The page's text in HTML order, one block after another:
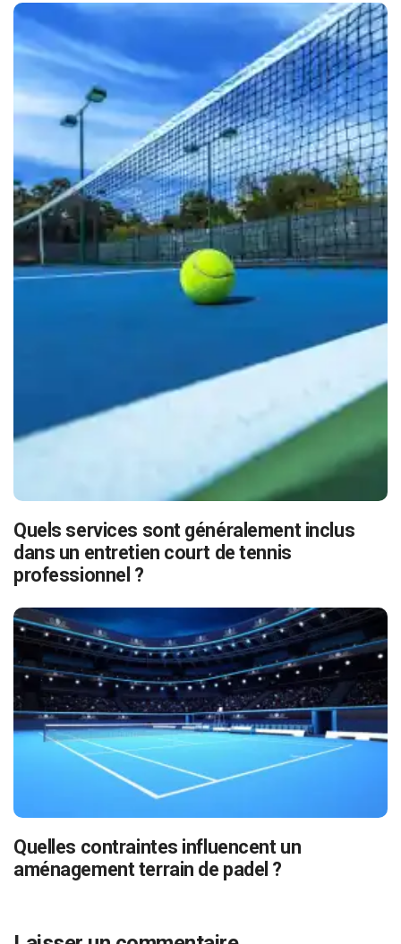
Quels services sont généralement inclus
dans un entretien court de tennis
professionnel ?
Quelles contraintes influencent un
aménagement terrain de padel ?